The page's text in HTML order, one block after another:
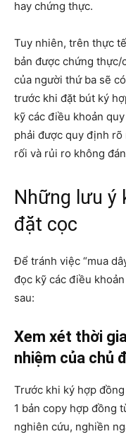
hay chứng thực.
Tuy nhiên, trên thực
bản được chứng
của người thứ ba sẽ
trước khi đặt bút ký
kỹ các điều khoản
phải được quy định
rối và rủi ro không
Những lưu ý
đặt cọc
Để tránh việc “mua
đọc kỹ các điều
sau:
Xem xét thời
nhiệm của chủ
Trước khi ký hợp
1 bản copy hợp đồng
nghiên cứu, nghiền